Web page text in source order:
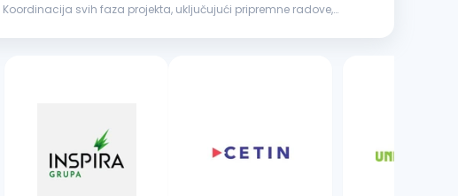
Koordinacija svih faza projekta, uključujući pripremne radove,